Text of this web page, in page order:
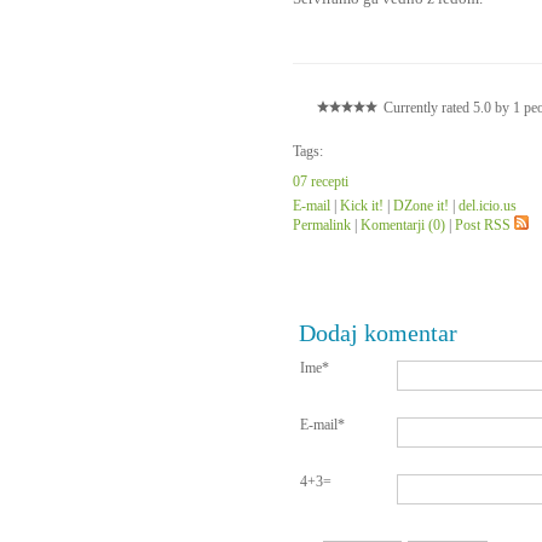
Currently rated 5.0 by 1
Tags:
07 recepti
E-mail Kick it! DZone it!
del.icio.us
Permalink Komentarji (0) Post RSS
Dodaj komentar
Ime*
E-mail*
4+3=